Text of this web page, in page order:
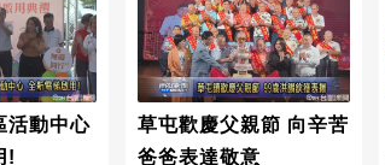
活動中心
!
草屯歡慶父親節 向辛苦
爸爸表達敬意